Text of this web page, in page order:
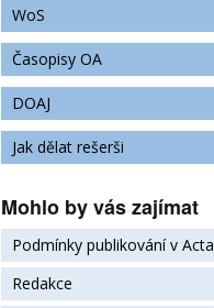
WoS
Časopisy OA
DOAJ
Jak dělat rešerši
Mohlo by vás zajímat
Podmínky publikování v Acta
Redakce